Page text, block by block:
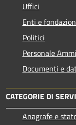
Uffici
Enti e
Politici
Personale
Documenti e
CATEGORIE DI
Anagrafe e